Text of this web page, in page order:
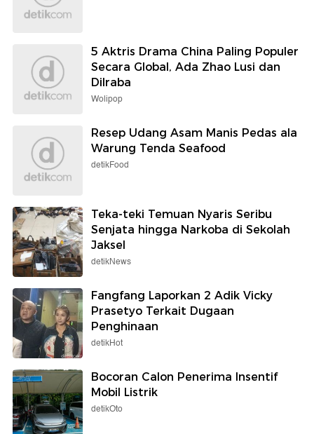
5 Aktris Drama China Paling Populer
Secara Global, Ada Zhao Lusi dan
Dilraba
Wolipop
Resep Udang Asam Manis Pedas ala
Warung Tenda Seafood
detikFood
Teka-teki Temuan Nyaris Seribu
Senjata hingga Narkoba di Sekolah
Jaksel
detikNews
Fangfang Laporkan 2 Adik Vicky
Prasetyo Terkait Dugaan
Penghinaan
detikHot
Bocoran Calon Penerima Insentif
Mobil Listrik
detikOto